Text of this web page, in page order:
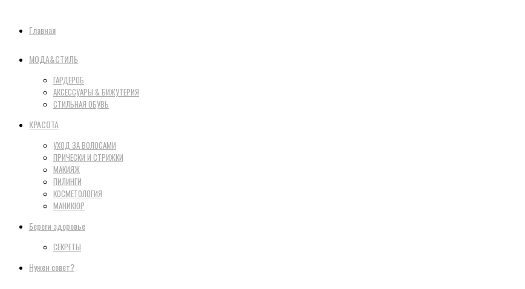
Главная
МОДА&СТИЛЬ
ГАРДЕРОБ
АКСЕССУАРЫ & БИЖУТЕРИЯ
СТИЛЬНАЯ ОБУВЬ
КРАСОТА
УХОД ЗА ВОЛОСАМИ
ПРИЧЕСКИ И СТРИЖКИ
МАКИЯЖ
ПИЛИНГИ
КОСМЕТОЛОГИЯ
МАНИКЮР
Береги здоровье
СЕКРЕТЫ
Нужен совет?